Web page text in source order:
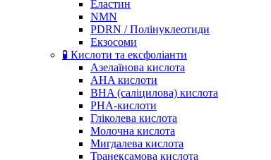
Еластин
NMN
PDRN / Полінуклеотиди
Екзосоми
🧪 Кислоти та ексфоліанти
Азелаїнова кислота
AHA кислоти
BHA (саліцилова) кислота
PHA-кислоти
Гліколева кислота
Молочна кислота
Мигдалева кислота
Транексамова кислота